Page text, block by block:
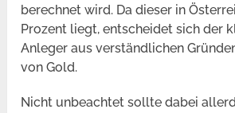
berechnet wird. Da dieser in
Prozent liegt, entscheidet sich der
Anleger aus verständlichen
von Gold.
Nicht unbeachtet sollte dabei